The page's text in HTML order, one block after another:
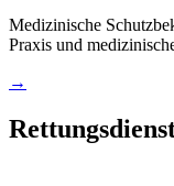
Medizinische
Praxis und
→